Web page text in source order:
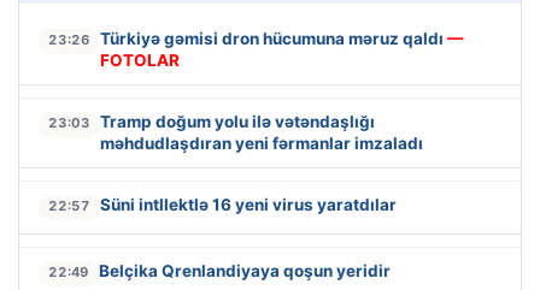
23:26 Türkiyə gəmisi dron hücumuna məruz qaldı —
FOTOLAR
23:03
Tramp doğum yolu ilə vətəndaşlığı
məhdudlaşdıran yeni fərmanlar imzaladı
22:57 Süni intllektlə 16 yeni virus yaratdılar
22:49 Belçika Qrenlandiyaya qoşun yeridir